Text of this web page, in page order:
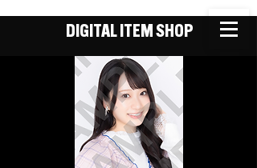
DIGITAL ITEM SHOP